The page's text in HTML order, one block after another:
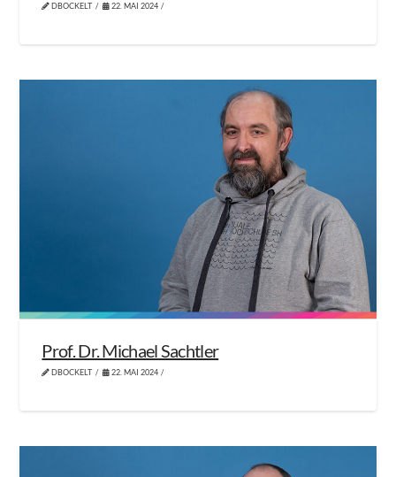
DBOCKELT 22. MAI 2024
Prof. Dr. Michael Sachtler
DBOCKELT 22. MAI 2024